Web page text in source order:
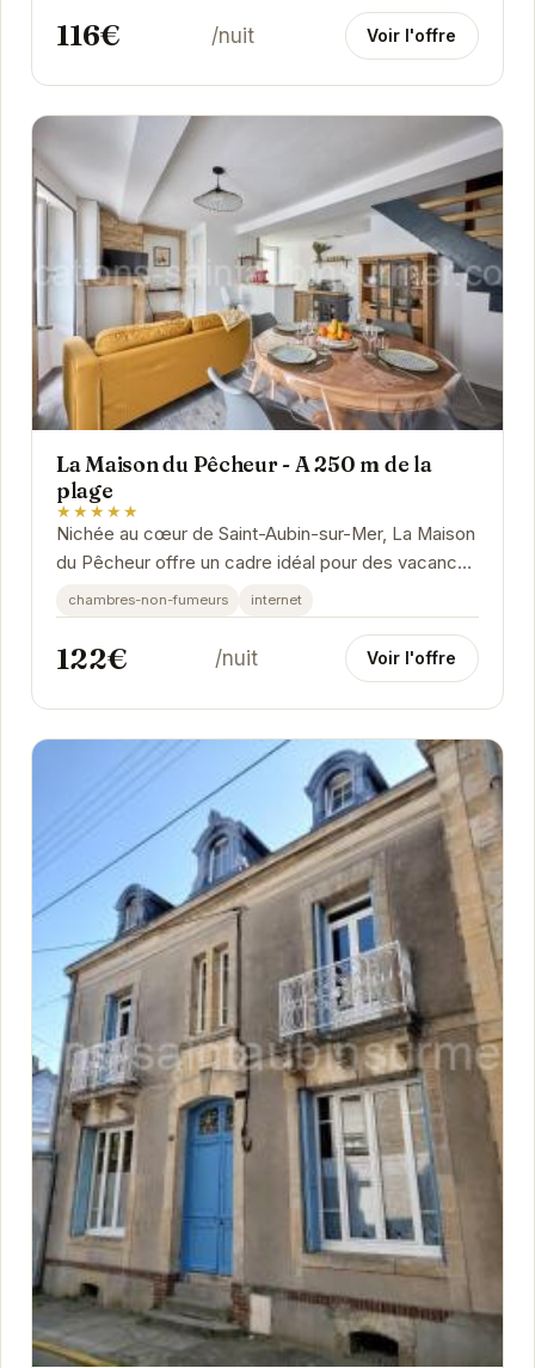
116€ /nuit Voir l'offre
La Maison du Pêcheur - A 250 m de la
plage
★★★★★
Nichée au cœur de Saint-Aubin-sur-Mer, La Maison
du Pêcheur offre un cadre idéal pour des vacances
reposantes. À proximité de la plage et des...
chambres-non-fumeurs internet
122€ /nuit Voir l'offre